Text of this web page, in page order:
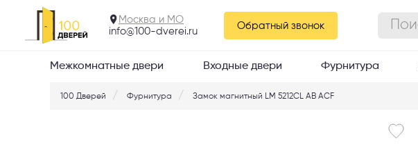
Москва и МО
info@100-dverei.ru
Обратный звонок
Межкомнатные двери Входные двери Фурнитура
100 Дверей Фурнитура Замок магнитный LM 5212CL AB ACF